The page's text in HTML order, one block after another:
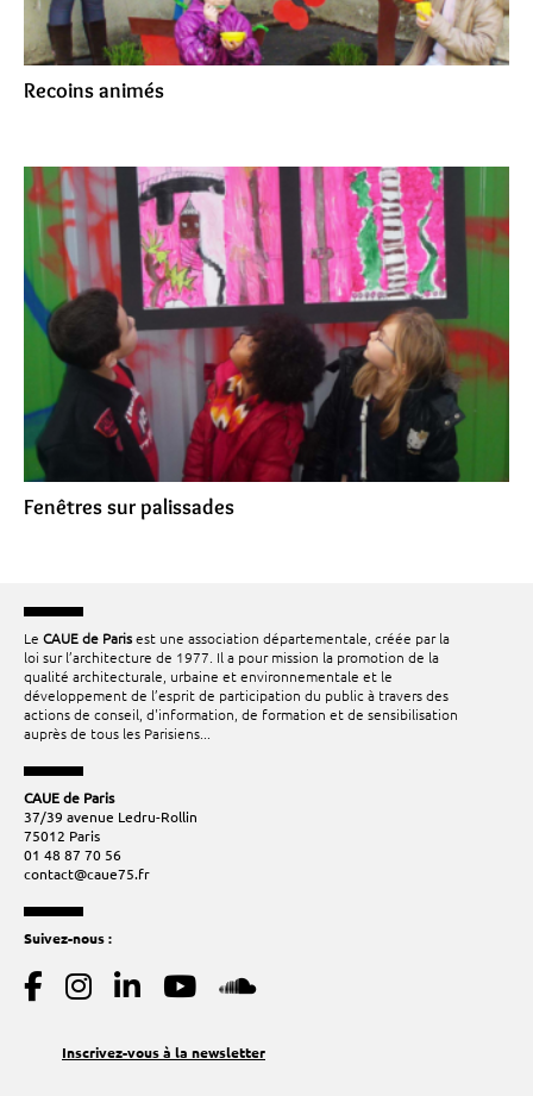
Recoins animés
Fenêtres sur palissades
Le CAUE de Parisest une association départementale, créée par la
loi sur l’architecture de 1977. Il a pour mission la promotion de la
qualité architecturale, urbaine et environnementale et le
développement de l’esprit de participation du public à travers des
actions de conseil, d'information, de formation et de sensibilisation
auprès de tous les Parisiens...
CAUE de Paris
37/39 avenue Ledru-Rollin
75012 Paris
01 48 87 70 56
contact@caue75.fr
Suivez-nous :
Inscrivez-vous à la newsletter